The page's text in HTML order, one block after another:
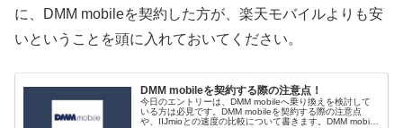
に、DMM mobileを契約した方が、楽天モバイルよりも安
いということを頭に入れておいてください。
DMM mobileを契約する際の注意点！
今日のエントリーは、DMM mobileへ乗り換えを検討して
いる方は必見です。DMM mobileを契約する際の注意点
や、IIJmioとの速度の比較について書きます。DMM mobile